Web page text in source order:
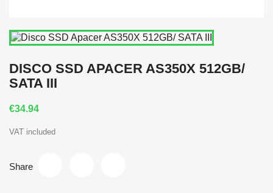
DISCO SSD APACER AS350X 512GB/
SATA III
€34.94
VAT included
Share